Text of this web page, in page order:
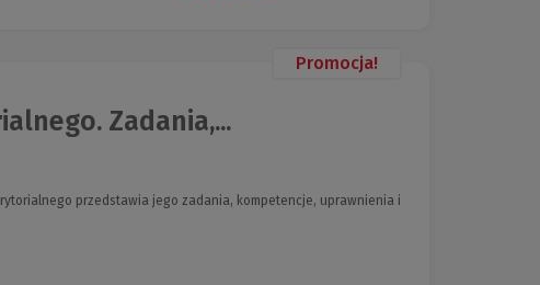
Promocja!
Zadania,...
przedstawia jego zadania, kompetencje, uprawnienia i